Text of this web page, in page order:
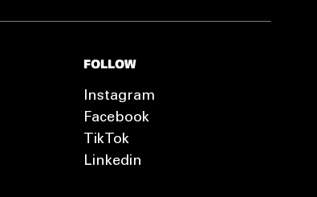
FOLLOW
Instagram
Facebook
TikTok
Linkedin